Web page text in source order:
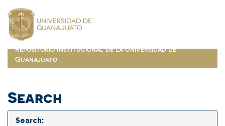
navigation
Repositorio Institucional de la Universidad de
Guanajuato
Search
Search: